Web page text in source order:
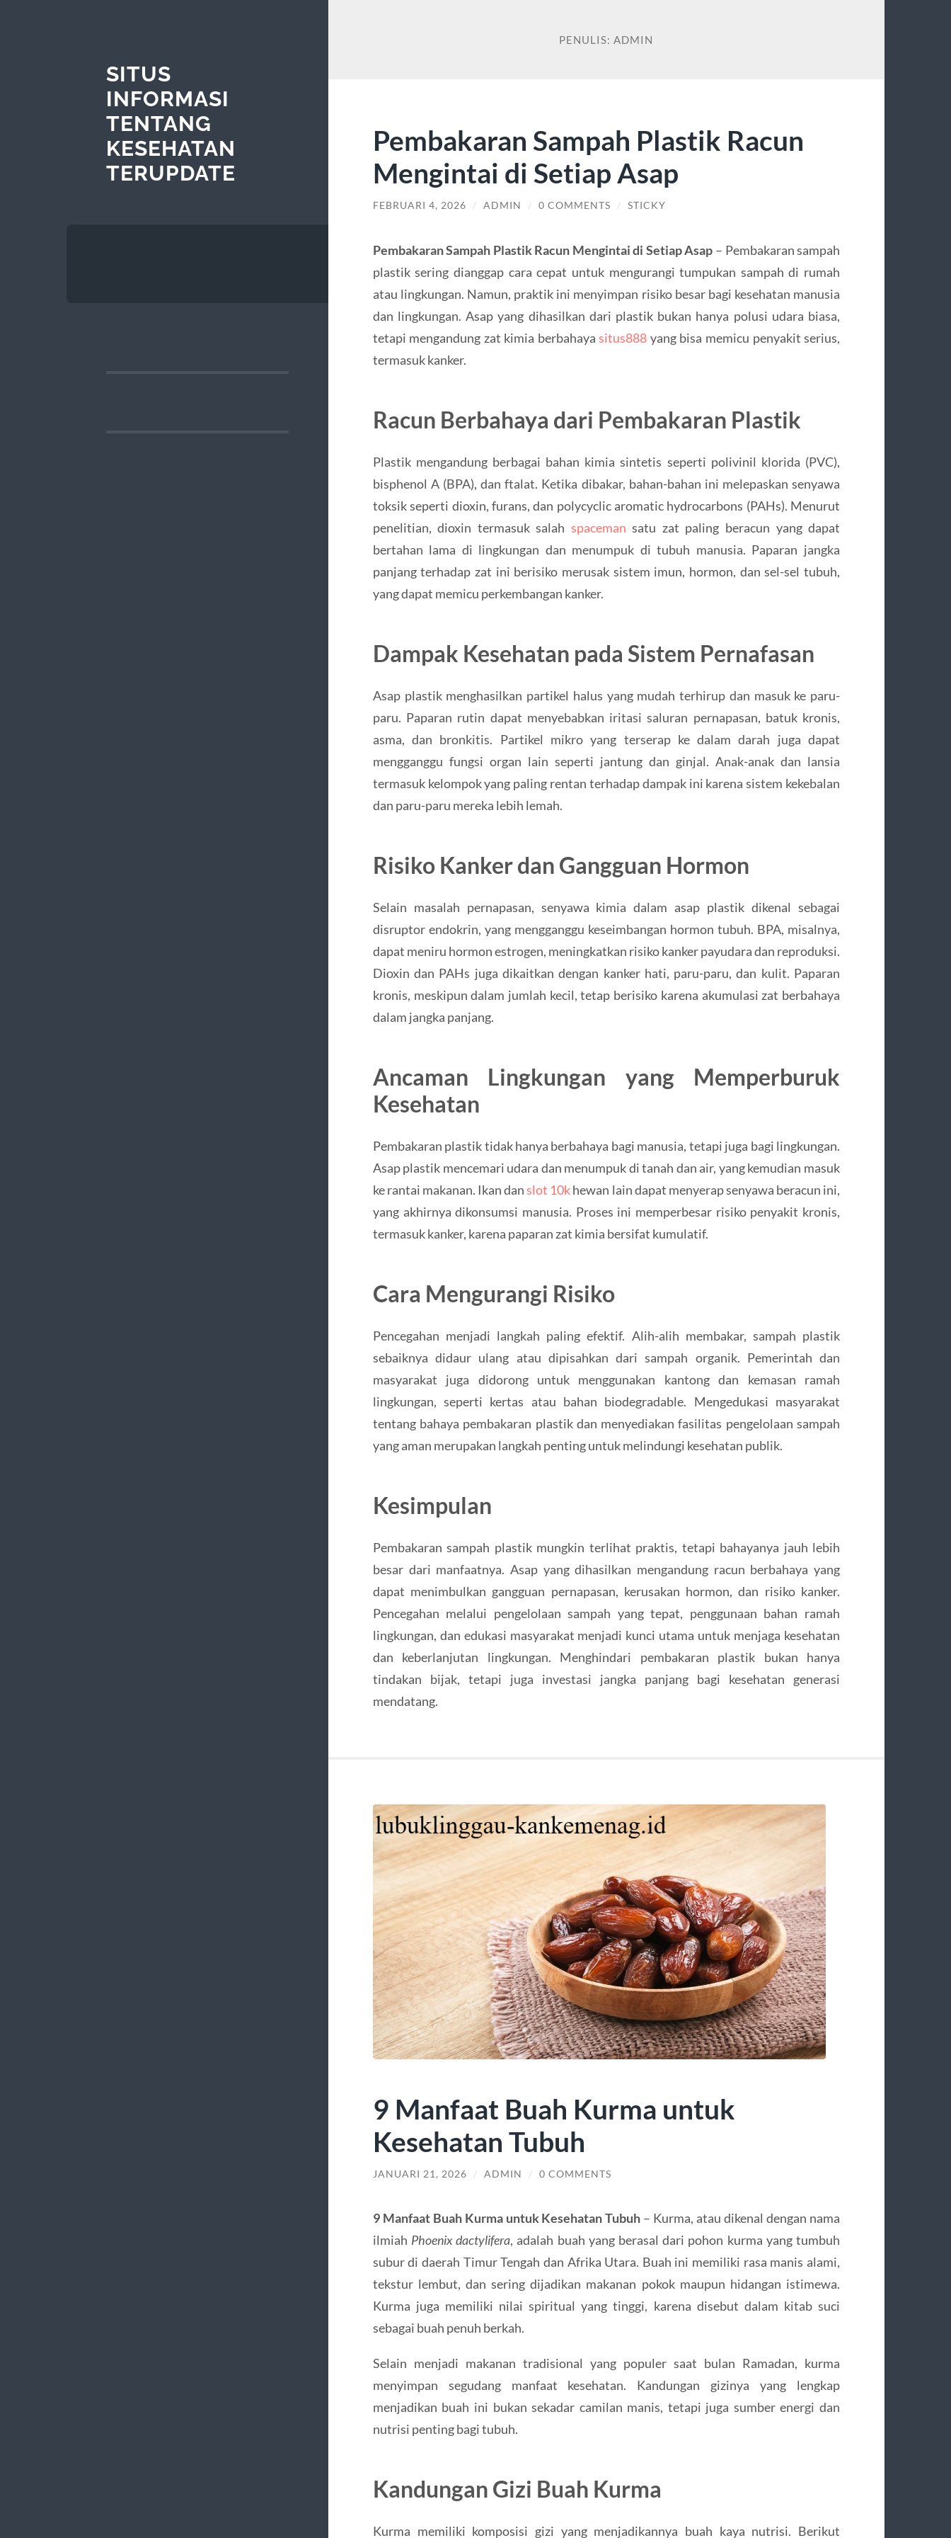
SITUS
INFORMASI
TENTANG
KESEHATAN
TERUPDATE
PENULIS:ADMIN
Pembakaran Sampah Plastik Racun
Mengintai di Setiap Asap
FEBRUARI 4, 2026 / ADMIN / 0 COMMENTS / STICKY
Pembakaran Sampah Plastik Racun Mengintai di Setiap Asap – Pembakaran sampah
plastik sering dianggap cara cepat untuk mengurangi tumpukan sampah di rumah
atau lingkungan. Namun, praktik ini menyimpan risiko besar bagi kesehatan manusia
dan lingkungan. Asap yang dihasilkan dari plastik bukan hanya polusi udara biasa,
tetapi mengandung zat kimia berbahayasitus888 yang bisa memicu penyakit serius,
termasuk kanker.
Racun Berbahaya dari Pembakaran Plastik
Plastik mengandung berbagai bahan kimia sintetis seperti polivinil klorida (PVC),
bisphenol A (BPA), dan ftalat. Ketika dibakar, bahan-bahan ini melepaskan senyawa
toksik seperti dioxin, furans, dan polycyclic aromatic hydrocarbons (PAHs). Menurut
penelitian, dioxin termasuk salah spaceman satu zat paling beracun yang dapat
bertahan lama di lingkungan dan menumpuk di tubuh manusia. Paparan jangka
panjang terhadap zat ini berisiko merusak sistem imun, hormon, dan sel-sel tubuh,
yang dapat memicu perkembangan kanker.
Dampak Kesehatan pada Sistem Pernafasan
Asap plastik menghasilkan partikel halus yang mudah terhirup dan masuk ke paru-
paru. Paparan rutin dapat menyebabkan iritasi saluran pernapasan, batuk kronis,
asma, dan bronkitis. Partikel mikro yang terserap ke dalam darah juga dapat
mengganggu fungsi organ lain seperti jantung dan ginjal. Anak-anak dan lansia
termasuk kelompok yang paling rentan terhadap dampak ini karena sistem kekebalan
dan paru-paru mereka lebih lemah.
Risiko Kanker dan Gangguan Hormon
Selain masalah pernapasan, senyawa kimia dalam asap plastik dikenal sebagai
disruptor endokrin, yang mengganggu keseimbangan hormon tubuh. BPA, misalnya,
dapat meniru hormon estrogen, meningkatkan risiko kanker payudara dan reproduksi.
Dioxin dan PAHs juga dikaitkan dengan kanker hati, paru-paru, dan kulit. Paparan
kronis, meskipun dalam jumlah kecil, tetap berisiko karena akumulasi zat berbahaya
dalam jangka panjang.
Ancaman Lingkungan yang Memperburuk
Kesehatan
Pembakaran plastik tidak hanya berbahaya bagi manusia, tetapi juga bagi lingkungan.
Asap plastik mencemari udara dan menumpuk di tanah dan air, yang kemudian masuk
ke rantai makanan. Ikan danslot 10khewan lain dapat menyerap senyawa beracun ini,
yang akhirnya dikonsumsi manusia. Proses ini memperbesar risiko penyakit kronis,
termasuk kanker, karena paparan zat kimia bersifat kumulatif.
Cara Mengurangi Risiko
Pencegahan menjadi langkah paling efektif. Alih-alih membakar, sampah plastik
sebaiknya didaur ulang atau dipisahkan dari sampah organik. Pemerintah dan
masyarakat juga didorong untuk menggunakan kantong dan kemasan ramah
lingkungan, seperti kertas atau bahan biodegradable. Mengedukasi masyarakat
tentang bahaya pembakaran plastik dan menyediakan fasilitas pengelolaan sampah
yang aman merupakan langkah penting untuk melindungi kesehatan publik.
Kesimpulan
Pembakaran sampah plastik mungkin terlihat praktis, tetapi bahayanya jauh lebih
besar dari manfaatnya. Asap yang dihasilkan mengandung racun berbahaya yang
dapat menimbulkan gangguan pernapasan, kerusakan hormon, dan risiko kanker.
Pencegahan melalui pengelolaan sampah yang tepat, penggunaan bahan ramah
lingkungan, dan edukasi masyarakat menjadi kunci utama untuk menjaga kesehatan
dan keberlanjutan lingkungan. Menghindari pembakaran plastik bukan hanya
tindakan bijak, tetapi juga investasi jangka panjang bagi kesehatan generasi
mendatang.
9 Manfaat Buah Kurma untuk
Kesehatan Tubuh
JANUARI 21, 2026 / ADMIN / 0 COMMENTS
9 Manfaat Buah Kurma untuk Kesehatan Tubuh – Kurma, atau dikenal dengan nama
ilmiah Phoenix dactylifera, adalah buah yang berasal dari pohon kurma yang tumbuh
subur di daerah Timur Tengah dan Afrika Utara. Buah ini memiliki rasa manis alami,
tekstur lembut, dan sering dijadikan makanan pokok maupun hidangan istimewa.
Kurma juga memiliki nilai spiritual yang tinggi, karena disebut dalam kitab suci
sebagai buah penuh berkah.
Selain menjadi makanan tradisional yang populer saat bulan Ramadan, kurma
menyimpan segudang manfaat kesehatan. Kandungan gizinya yang lengkap
menjadikan buah ini bukan sekadar camilan manis, tetapi juga sumber energi dan
nutrisi penting bagi tubuh.
Kandungan Gizi Buah Kurma
Kurma memiliki komposisi gizi yang menjadikannya buah kaya nutrisi. Berikut